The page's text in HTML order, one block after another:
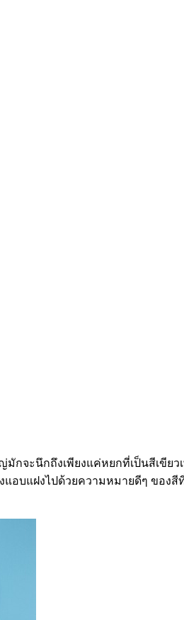
จะนึกถึงเพียงแค่หยกที่เป็นสีเขีย
อบแฝงไปด้วยความหมายดีๆ ขอ